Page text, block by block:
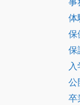
体
保
保
公
卒